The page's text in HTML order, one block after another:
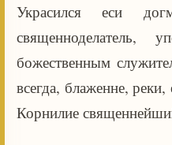
Украсился еси
священноделатель,
божественным
всегда, блаженне,
Корнилие